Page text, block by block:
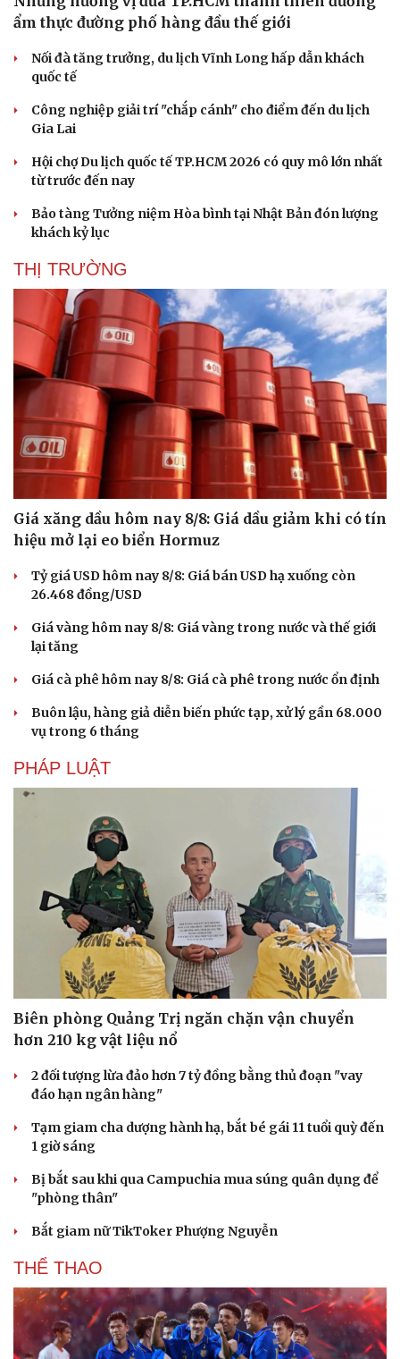
Du lịch
Săn Tour
check-in
Đọc truyện đêm khuya
Hạt giống tâm hồn
ẩm thực đường phố hàng đầu thế giới
Nối đà tăng trưởng, du lịch Vĩnh Long hấp dẫn khách
quốc tế
Công nghiệp giải trí "chắp cánh" cho điểm đến du lịch
Gia Lai
Hội chợ Du lịch quốc tế TP.HCM 2026 có quy mô lớn nhất
từ trước đến nay
Bảo tàng Tưởng niệm Hòa bình tại Nhật Bản đón lượng
khách kỷ lục
THỊ TRƯỜNG
Giá xăng dầu hôm nay 8/8: Giá dầu giảm khi có tín
hiệu mở lại eo biển Hormuz
Tỷ giá USD hôm nay 8/8: Giá bán USD hạ xuống còn
26.468 đồng/USD
Giá vàng hôm nay 8/8: Giá vàng trong nước và thế giới
lại tăng
Giá cà phê hôm nay 8/8: Giá cà phê trong nước ổn định
Buôn lậu, hàng giả diễn biến phức tạp, xử lý gần 68.000
vụ trong 6 tháng
PHÁP LUẬT
Biên phòng Quảng Trị ngăn chặn vận chuyển
hơn 210 kg vật liệu nổ
2 đối tượng lừa đảo hơn 7 tỷ đồng bằng thủ đoạn "vay
đáo hạn ngân hàng"
Tạm giam cha dượng hành hạ, bắt bé gái 11 tuổi quỳ đến
1 giờ sáng
Bị bắt sau khi qua Campuchia mua súng quân dụng để
"phòng thân"
Bắt giam nữ TikToker Phượng Nguyễn
THỂ THAO